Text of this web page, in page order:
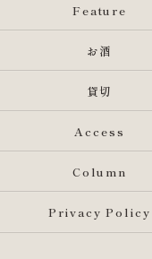
Feature
お酒
貸切
Access
Column
Privacy Policy